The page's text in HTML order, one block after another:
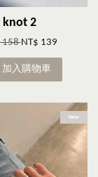
knot 2
158NT$ 139
加入購物車
New